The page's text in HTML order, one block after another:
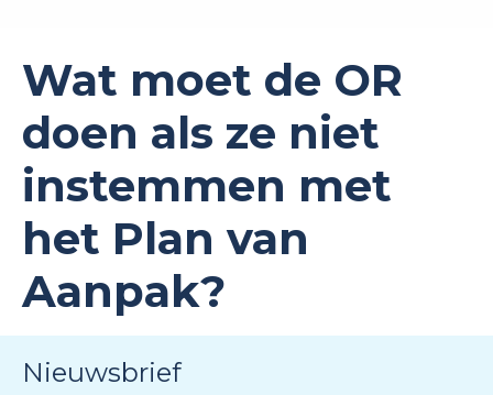
Wat moet de OR
doen als ze niet
instemmen met
het Plan van
Aanpak?
Nieuwsbrief